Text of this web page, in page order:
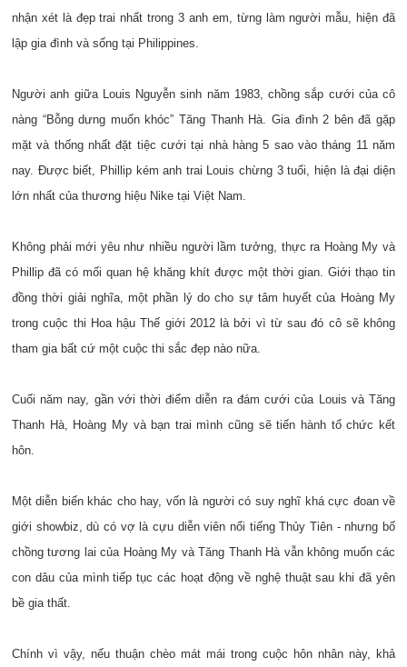
nhận xét là đẹp trai nhất trong 3 anh em, từng làm người mẫu, hiện đã
lập gia đình và sống tại Philippines.
Người anh giữa Louis Nguyễn sinh năm 1983, chồng sắp cưới của cô
nàng “Bỗng dưng muốn khóc” Tăng Thanh Hà. Gia đình 2 bên đã gặp
mặt và thống nhất đặt tiệc cưới tại nhà hàng 5 sao vào tháng 11 năm
nay. Được biết, Phillip kém anh trai Louis chừng 3 tuổi, hiện là đại diện
lớn nhất của thương hiệu Nike tại Việt Nam.
Không phải mới yêu như nhiều người lầm tưởng, thực ra Hoàng My và
Phillip đã có mối quan hệ khăng khít được một thời gian. Giới thạo tin
đồng thời giải nghĩa, một phần lý do cho sự tâm huyết của Hoàng My
trong cuộc thi Hoa hậu Thế giới 2012 là bởi vì từ sau đó cô sẽ không
tham gia bất cứ một cuộc thi sắc đẹp nào nữa.
Cuối năm nay, gần với thời điểm diễn ra đám cưới của Louis và Tăng
Thanh Hà, Hoàng My và bạn trai mình cũng sẽ tiến hành tổ chức kết
hôn.
Một diễn biến khác cho hay, vốn là người có suy nghĩ khá cực đoan về
giới showbiz, dù có vợ là cựu diễn viên nổi tiếng Thủy Tiên - nhưng bố
chồng tương lai của Hoàng My và Tăng Thanh Hà vẫn không muốn các
con dâu của mình tiếp tục các hoạt động về nghệ thuật sau khi đã yên
bề gia thất.
Chính vì vậy, nếu thuận chèo mát mái trong cuộc hôn nhân này, khả